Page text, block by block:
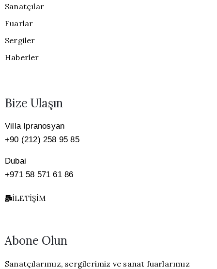
Sanatçılar
Fuarlar
Sergiler
Haberler
Bize Ulaşın
Villa Ipranosyan
+90 (212) 258 95 85
Dubai
+971 58 571 61 86
İLETIŞIM
Abone Olun
Sanatçılarımız, sergilerimiz ve sanat fuarlarımız